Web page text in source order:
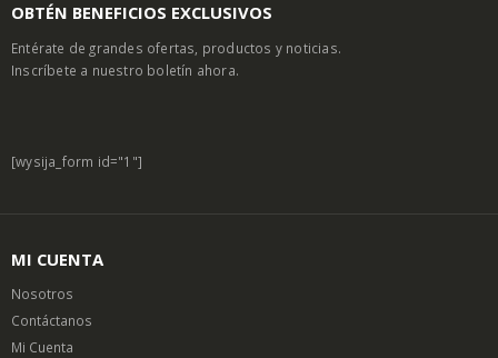
OBTÉN BENEFICIOS EXCLUSIVOS
Entérate de grandes ofertas, productos y noticias.
Inscríbete a nuestro boletín ahora.
[wysija_form id="1"]
MI CUENTA
Nosotros
Contáctanos
Mi Cuenta